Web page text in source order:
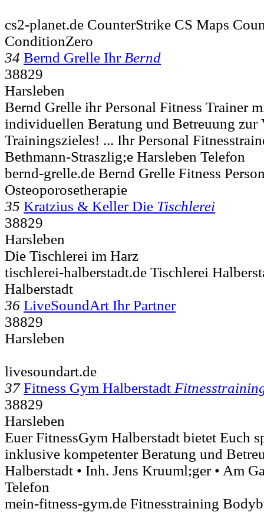
cs2-planet.de CounterStrike CS Maps
ConditionZero
34 Bernd Grelle Ihr Bernd
38829
Harsleben
Bernd Grelle ihr Personal Fitness Trainer
individuellen Beratung und Betreuung
Trainingszieles! ... Ihr Personal
Bethmann-Straszlig;e Harsleben Telefon
bernd-grelle.de Bernd Grelle Fitness
Osteoporosetherapie
35 Kratzius & Keller Die Tischlerei
38829
Harsleben
Die Tischlerei im Harz
tischlerei-halberstadt.de Tischlerei
Halberstadt
36 LiveSoundArt Ihr Partner
38829
Harsleben
livesoundart.de
37 Fitness Gym Halberstadt
38829
Harsleben
Euer FitnessGym Halberstadt bietet Euch
inklusive kompetenter Beratung und
Halberstadt • Inh. Jens Kruuml;ger • Am
Telefon
mein-fitness-gym.de Fitnesstraining